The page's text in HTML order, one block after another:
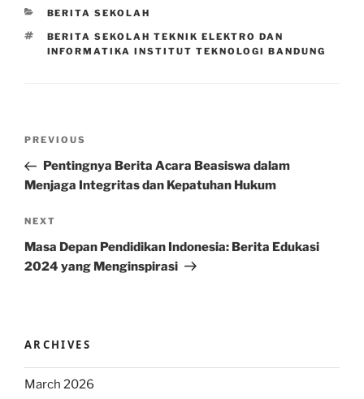
CATEGORIES
BERITA SEKOLAH
TAGS
BERITA SEKOLAH TEKNIK ELEKTRO DAN
INFORMATIKA INSTITUT TEKNOLOGI BANDUNG
Previous
Post
PREVIOUS
Pentingnya Berita Acara Beasiswa dalam
Menjaga Integritas dan Kepatuhan Hukum
Next
Post
NEXT
Masa Depan Pendidikan Indonesia: Berita Edukasi
2024 yang Menginspirasi
ARCHIVES
March 2026